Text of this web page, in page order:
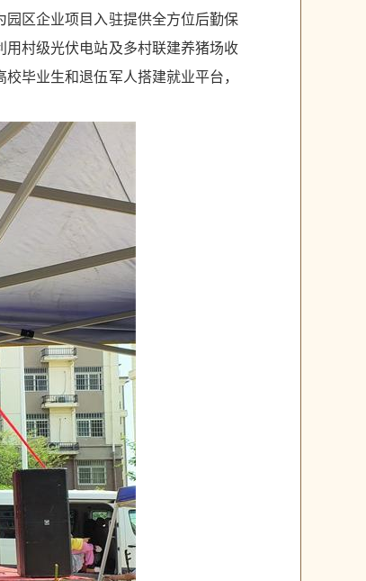
区企业项目入驻提供全方位后勤保
村级光伏电站及多村联建养猪场收
毕业生和退伍军人搭建就业平台，